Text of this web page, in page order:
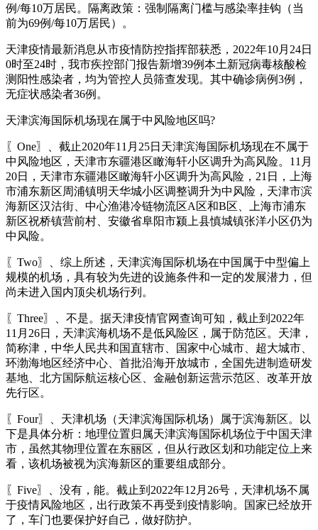
例/每10万居民。隔离政策：强制隔离门槛与感染率挂钩（当
前为69例/每10万居民）。
天津疫情最新消息从市疫情防控指挥部获悉，2022年10月24日
0时至24时，我市疾控部门报告新增39例本土新冠病毒核酸检
测阳性感染者，均为管控人员筛查发现。其中确诊病例3例，
无症状感染者36例。
天津滨海国际机场现在属于中风险地区吗?
〖One〗、截止2020年11月25日天津滨海国际机场现在不属于
中风险地区，天津市东疆港区瞰海轩小区调升为高风险。11月
20日，天津市东疆港区瞰海轩小区调升为高风险，21日，上海
市浦东新区周浦镇明天华城小区调整调升为中风险，天津市滨
海新区汉沽街、中心渔港冷链物流区A区和B区、上海市浦东
新区祝桥镇营前村、安徽省阜阳市颍上县慎城镇张洋小区仍为
中风险。
〖Two〗、综上所述，天津滨海国际机场在中国属于中型偏上
规模的机场，具有较为先进的设施条件和一定的发展潜力，但
尚未进入国内顶尖机场行列。
〖Three〗、不是。据天津疫情官网查询可知，截止到2022年
11月26日，天津滨海机场不是低风险区，属于防范区。天津，
简称津，中华人民共和国直辖市、国家中心城市、超大城市、
环渤海地区经济中心、首批沿海开放城市，全国先进制造研发
基地、北方国际航运核心区、金融创新运营示范区、改革开放
先行区。
〖Four〗、天津机场（天津滨海国际机场）属于滨海新区。以
下是具体分析：地理位置归属天津滨海国际机场位于中国天津
市，虽然其物理位置在东丽区，但从行政区划和功能定位上来
看，该机场被视为滨海新区的重要组成部分。
〖Five〗、没有，能。截止到2022年12月26号，天津机场不属
于疫情风险地区，出行政策不再受到疫情影响。国家已经放开
了，车门也要保护好自己，做好防护。